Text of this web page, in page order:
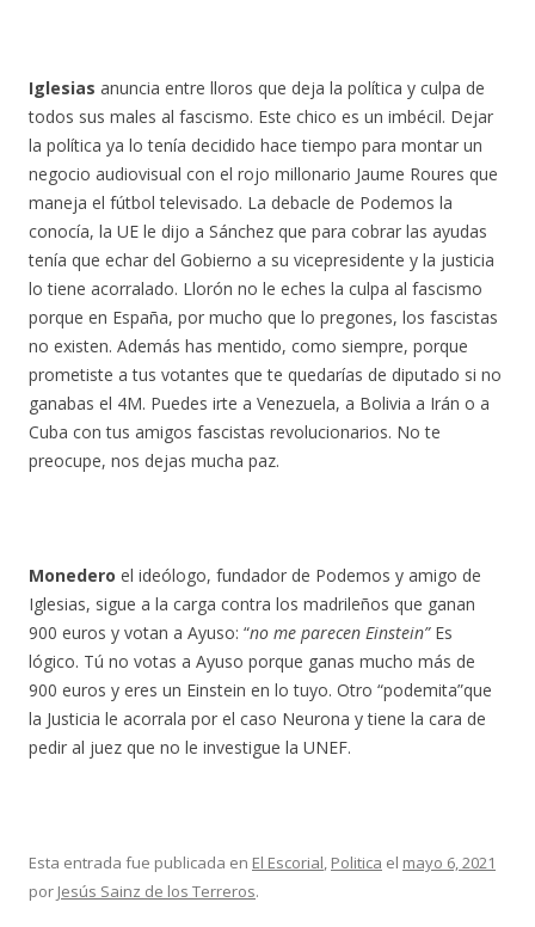
Iglesias anuncia entre lloros que deja la política y culpa de
todos sus males al fascismo. Este chico es un imbécil. Dejar
la política ya lo tenía decidido hace tiempo para montar un
negocio audiovisual con el rojo millonario Jaume Roures que
maneja el fútbol televisado. La debacle de Podemos la
conocía, la UE le dijo a Sánchez que para cobrar las ayudas
tenía que echar del Gobierno a su vicepresidente y la justicia
lo tiene acorralado. Llorón no le eches la culpa al fascismo
porque en España, por mucho que lo pregones, los fascistas
no existen. Además has mentido, como siempre, porque
prometiste a tus votantes que te quedarías de diputado si no
ganabas el 4M. Puedes irte a Venezuela, a Bolivia a Irán o a
Cuba con tus amigos fascistas revolucionarios. No te
preocupe, nos dejas mucha paz.
Monedero el ideólogo, fundador de Podemos y amigo de
Iglesias, sigue a la carga contra los madrileños que ganan
900 euros y votan a Ayuso: “no me parecen Einstein”Es
lógico. Tú no votas a Ayuso porque ganas mucho más de
900 euros y eres un Einstein en lo tuyo. Otro “podemita”que
la Justicia le acorrala por el caso Neurona y tiene la cara de
pedir al juez que no le investigue la UNEF.
Esta entrada fue publicada en El Escorial, Politica el mayo 6, 2021
por Jesús Sainz de los Terreros.